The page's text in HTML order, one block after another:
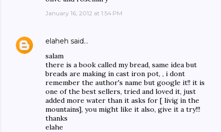
January 16, 2012 at 1:54 PM
elaheh said…
salam
there is a book called my bread, same idea but
breads are making in cast iron pot, , i dont
remember the author's name but google it!! it is
one of the best sellers, tried and loved it, just
added more water than it asks for [ livig in the
mountains], you might like it also, give it a try!!!
thanks
elahe